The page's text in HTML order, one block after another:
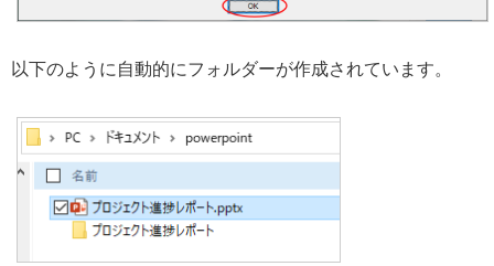
以下のように自動的にフォルダーが作成されています。